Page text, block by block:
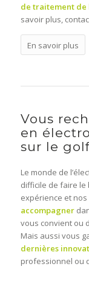
de traitement de
savoir plus,
En savoir plus
Vous
en
sur le
Le monde de
difficile de faire le
expérience et
accompagner
vous convient ou
Mais aussi vous
dernières
professionnel ou